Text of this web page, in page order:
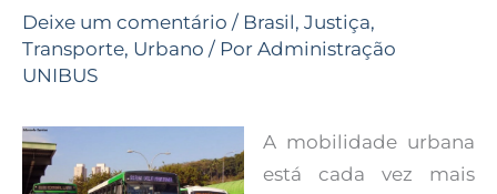
Deixe um comentário / Brasil, Justiça,
Transporte, Urbano / Por Administração
UNIBUS
A mobilidade urbana
está cada vez mais